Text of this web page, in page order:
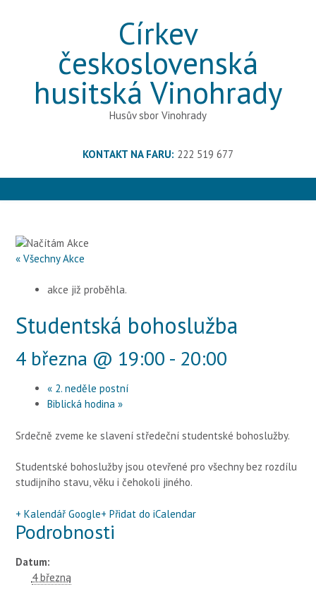
n
Církev
československá
husitská Vinohrady
Husův sbor Vinohrady
KONTAKT NA FARU: 222 519 677
« Všechny Akce
akce již proběhla.
Studentská bohoslužba
4 března @ 19:00 - 20:00
« 2. neděle postní
Biblická hodina »
Srdečně zveme ke slavení středeční studentské bohoslužby.
Studentské bohoslužby jsou otevřené pro všechny bez rozdílu
studijního stavu, věku i čehokoli jiného.
+ Kalendář Google+ Přidat do iCalendar
Podrobnosti
Datum:
4 března